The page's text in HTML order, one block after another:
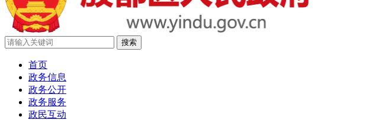
首页
政务信息
政务公开
政务服务
政民互动